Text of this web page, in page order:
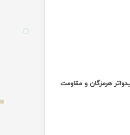
باشگاه های تایدواتر هرمزگان و مقاومت